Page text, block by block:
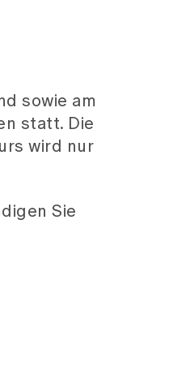
sowie am
statt. Die
wird nur
Sie